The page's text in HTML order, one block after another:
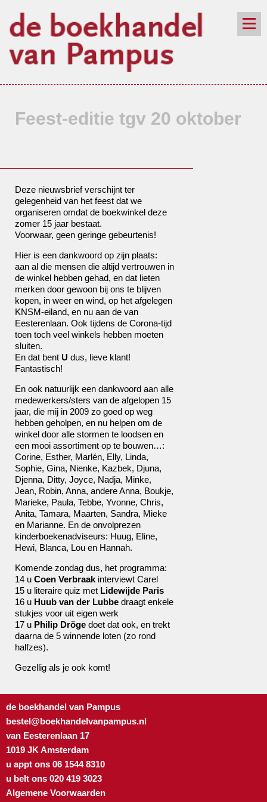
nieuwsbrief
Feest-editie tgv 20 oktober
Deze nieuwsbrief verschijnt ter
gelegenheid van het feest dat we
organiseren omdat de boekwinkel deze
zomer 15 jaar bestaat.
Voorwaar, geen geringe gebeurtenis!
Hier is een dankwoord op zijn plaats:
aan al die mensen die altijd vertrouwen in
de winkel hebben gehad, en dat lieten
merken door gewoon bij ons te blijven
kopen, in weer en wind, op het afgelegen
KNSM-eiland, en nu aan de van
Eesterenlaan. Ook tijdens de Corona-tijd
toen toch veel winkels hebben moeten
sluiten.
En dat bent U dus, lieve klant!
Fantastisch!
En ook natuurlijk een dankwoord aan alle
medewerkers/sters van de afgelopen 15
jaar, die mij in 2009 zo goed op weg
hebben geholpen, en nu helpen om de
winkel door alle stormen te loodsen en
een mooi assortiment op te bouwen…:
Corine, Esther, Marlén, Elly, Linda,
Sophie, Gina, Nienke, Kazbek, Djuna,
Djenna, Ditty, Joyce, Nadja, Minke,
Jean, Robin, Anna, andere Anna, Boukje,
Marieke, Paula, Tebbe, Yvonne, Chris,
Anita, Tamara, Maarten, Sandra, Mieke
en Marianne. En de onvolprezen
kinderboekenadviseurs: Huug, Eline,
Hewi, Blanca, Lou en Hannah.
Komende zondag dus, het programma:
14 u Coen Verbraak interviewt Carel
15 u literaire quiz met Lidewijde Paris
16 u Huub van der Lubbe draagt enkele
stukjes voor uit eigen werk
17 u Philip Dröge doet dat ook, en trekt
daarna de 5 winnende loten (zo rond
halfzes).
Gezellig als je ook komt!
de boekhandel van Pampus
bestel@boekhandelvanpampus.nl
van Eesterenlaan 17
1019 JK Amsterdam
u appt ons 06 1544 8310
u belt ons 020 419 3023
Algemene Voorwaarden